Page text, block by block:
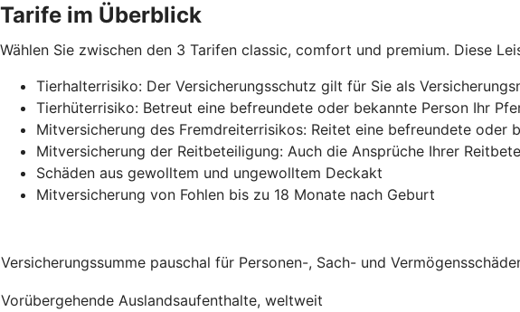
Tarife im Überblick
Wählen Sie zwischen den 3 Tarifen classic, comfort und premium. Diese
Tierhalterrisiko: Der Versicherungsschutz gilt für Sie als
Tierhüterrisiko: Betreut eine befreundete oder bekannte Person Ihr
Mitversicherung des Fremdreiterrisikos: Reitet eine befreundete oder
Mitversicherung der Reitbeteiligung: Auch die Ansprüche Ihrer
Schäden aus gewolltem und ungewolltem Deckakt
Mitversicherung von Fohlen bis zu 18 Monate nach Geburt
Versicherungssumme pauschal für Personen-, Sach- und
Vorübergehende Auslandsaufenthalte, weltweit